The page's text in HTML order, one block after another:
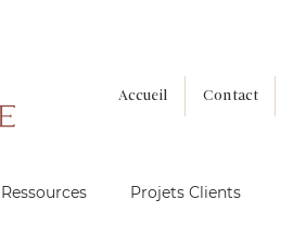
Accueil Contact
Ressources Projets Clients